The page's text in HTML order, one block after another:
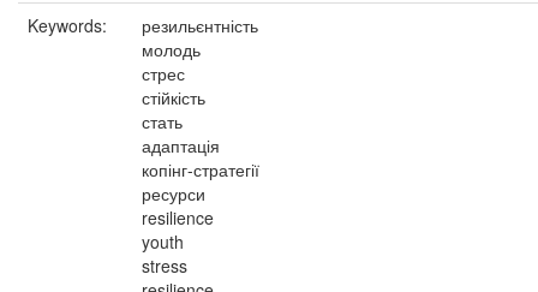
Keywords:
резильєнтність
молодь
стрес
стійкість
стать
адаптація
копінг-стратегії
ресурси
resilience
youth
stress